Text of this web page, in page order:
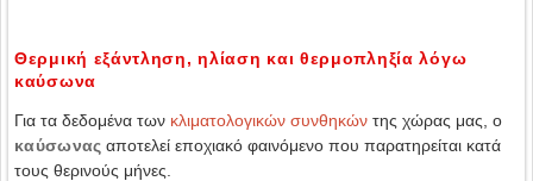
Θερμική εξάντληση, ηλίαση και θερμοπληξία λόγω
καύσωνα
Για τα δεδομένα των κλιματολογικών συνθηκών της χώρας μας, ο
καύσωνας αποτελεί εποχιακό φαινόμενο που παρατηρείται κατά
τους θερινούς μήνες.